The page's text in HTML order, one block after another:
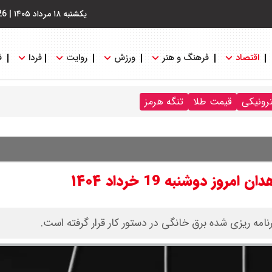
یکشنبه ۱۸ مرداد ۱۴۰۵ |
اقتصاد فرهنگ و هنر ورزش روایت فردا
قیمت طلا تنگه هرمز
19 خرداد ۱۴۰۴
ریزی شده برق خانگی در دستور کار قرار گرفته است.